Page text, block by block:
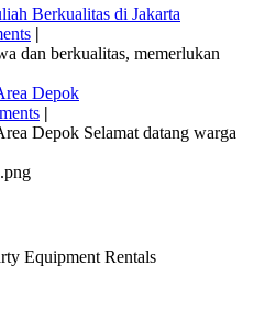
Berkualitas di Jakarta
|
dan berkualitas, memerlukan
Depok
|
Depok Selamat datang warga
Equipment Rentals